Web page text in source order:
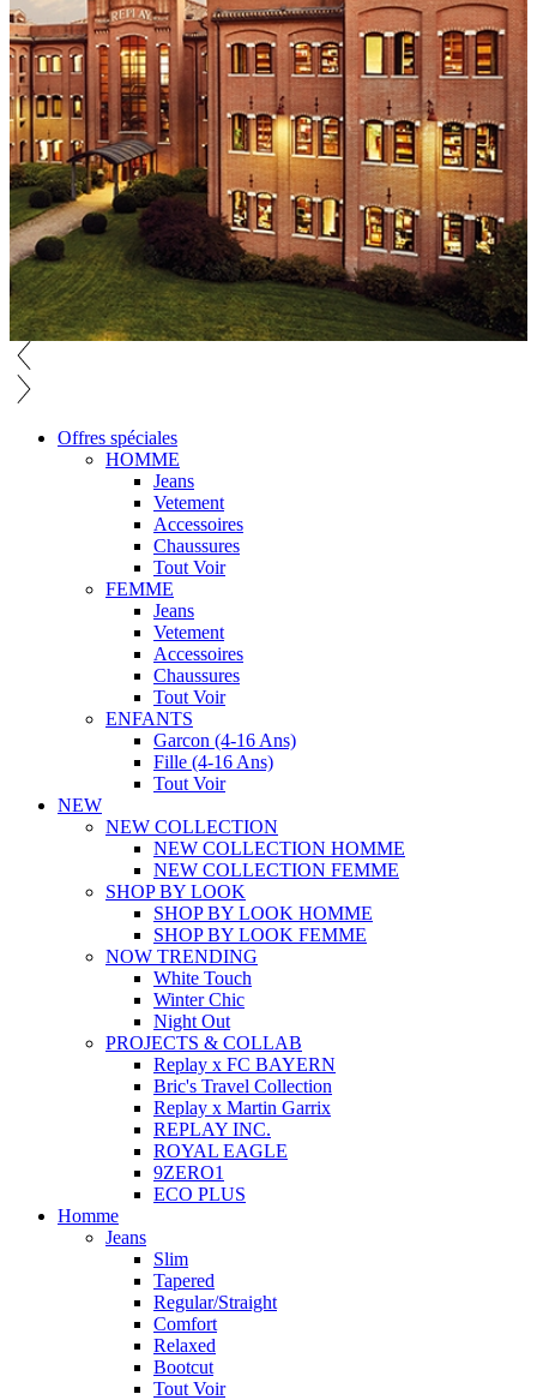
Offres spéciales
HOMME
Jeans
Vetement
Accessoires
Chaussures
Tout Voir
FEMME
Jeans
Vetement
Accessoires
Chaussures
Tout Voir
ENFANTS
Garcon (4-16 Ans)
Fille (4-16 Ans)
Tout Voir
NEW
NEW COLLECTION
NEW COLLECTION HOMME
NEW COLLECTION FEMME
SHOP BY LOOK
SHOP BY LOOK HOMME
SHOP BY LOOK FEMME
NOW TRENDING
White Touch
Winter Chic
Night Out
PROJECTS & COLLAB
Replay x FC BAYERN
Bric's Travel Collection
Replay x Martin Garrix
REPLAY INC.
ROYAL EAGLE
9ZERO1
ECO PLUS
Homme
Jeans
Slim
Tapered
Regular/Straight
Comfort
Relaxed
Bootcut
Tout Voir